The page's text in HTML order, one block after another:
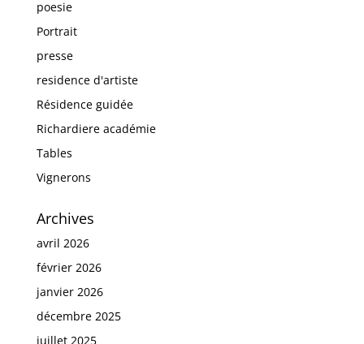
poesie
Portrait
presse
residence d'artiste
Résidence guidée
Richardiere académie
Tables
Vignerons
Archives
avril 2026
février 2026
janvier 2026
décembre 2025
juillet 2025